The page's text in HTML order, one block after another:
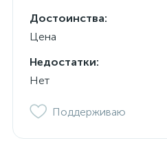
Достоинства:
Цена
Недостатки:
Нет
Поддерживаю